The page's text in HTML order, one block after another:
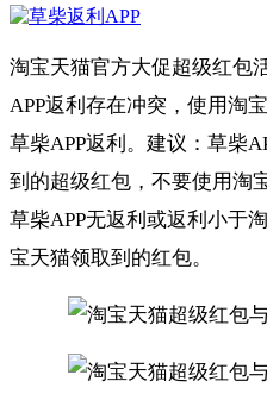
淘宝天猫官方大促超级红包
APP返利存在冲突，使用淘
草柴APP返利。建议：草柴
到的超级红包，不要使用淘
草柴APP无返利或返利小于
宝天猫领取到的红包。